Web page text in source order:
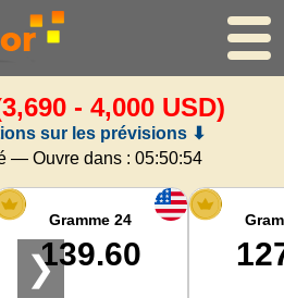
Accueil
de l'or
de l'argent
d'or
- 4,000 USD)
sur les prévisions ⬇
— Ouvre dans : 05:50:54
Gramme 24
139.60
❯